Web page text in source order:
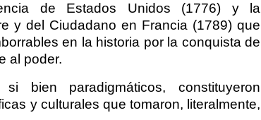
de Estados Unidos (1776) y la
y del Ciudadano en Francia (1789) que
en la historia por la conquista de
al poder.
bien paradigmáticos, constituyeron
y culturales que tomaron, literalmente,